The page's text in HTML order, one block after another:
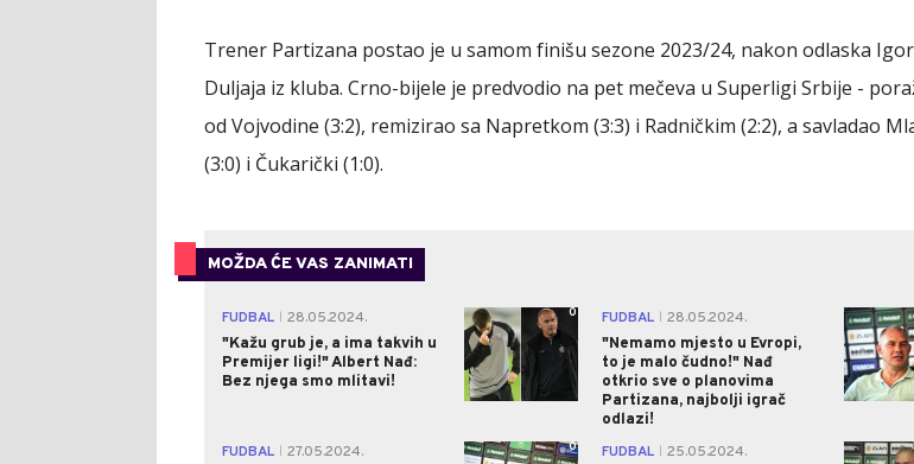
Trener Partizana postao je u samom finišu sezone 2023/24, nakon odlaska
Duljaja iz kluba. Crno-bijele je predvodio na pet mečeva u Superligi Srbije -
od Vojvodine (3:2), remizirao sa Napretkom (3:3) i Radničkim (2:2), a savladao
(3:0) i Čukarički (1:0).
MOŽDA ĆE VAS ZANIMATI
FUDBAL
28.05.2024.
"Kažu grub je, a ima takvih u
Premijer ligi!" Albert Nađ:
Bez njega smo mlitavi!
0 FUDBAL
28.05.2024.
"Nemamo mjesto u Evropi,
to je malo čudno!" Nađ
otkrio sve o planovima
Partizana, najbolji igrač
odlazi!
FUDBAL
27.05.2024.
0 FUDBAL
25.05.2024.